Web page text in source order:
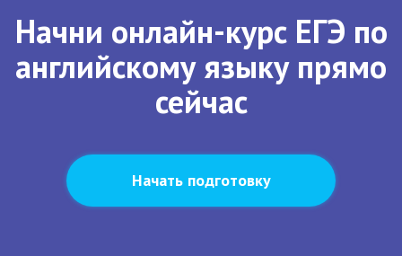
Начни онлайн-курс ЕГЭ по
английскому языку прямо
сейчас
Начать подготовку